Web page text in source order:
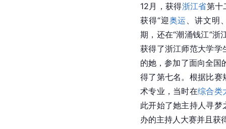
12月，获得浙江省第十
获得“迎奥运
、讲文
期，还在“潮涌钱江”浙
获得了浙江师范大学学
的她，参加了面向全国
得了第七名。根据比赛
术专业，当时在综合类
此开始了她主持人寻梦
办的主持人大赛并且获